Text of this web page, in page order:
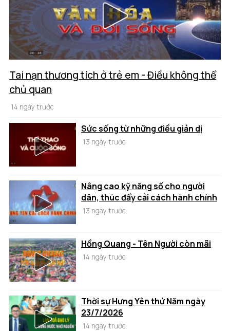
Tai nạn thương tích ở trẻ em - Điều không thể
chủ quan
14 ngày trước
Sức sống từ những điều giản dị
13 ngày trước
Nâng cao kỹ năng số cho người
dân, thúc đẩy cải cách hành chính
13 ngày trước
Hồng Quang - Tên Người còn mãi
14 ngày trước
Thời sự Hưng Yên thứ Năm ngày
23/7/2026
14 ngày trước